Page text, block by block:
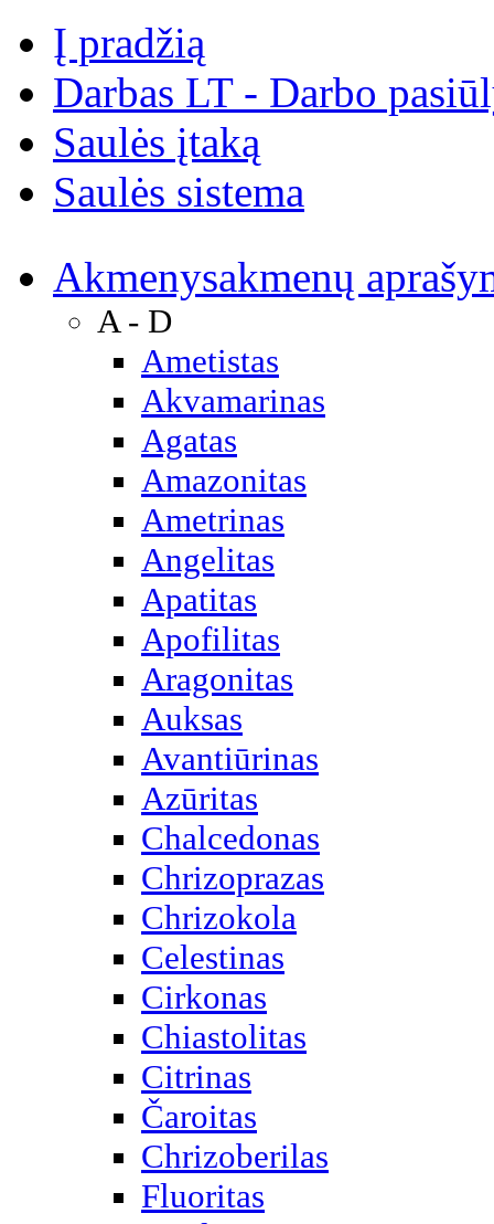
Į pradžią
Darbas LT - Darbo
Saulės įtaką
Saulės sistema
Akmenysakmenų
A - D
Ametistas
Akvamarinas
Agatas
Amazonitas
Ametrinas
Angelitas
Apatitas
Apofilitas
Aragonitas
Auksas
Avantiūrinas
Azūritas
Chalcedonas
Chrizoprazas
Chrizokola
Celestinas
Cirkonas
Chiastolitas
Citrinas
Čaroitas
Chrizoberilas
Fluoritas